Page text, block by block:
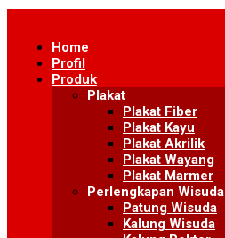
content
Home
Profil
Produk
Plakat
Plakat Fiber
Plakat Kayu
Plakat Akrilik
Plakat Wayang
Plakat Marmer
Perlengkapan Wisuda
Patung Wisuda
Kalung Wisuda